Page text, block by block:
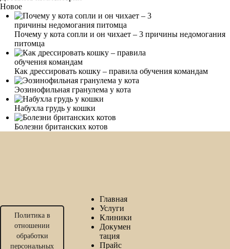
Новое
Почему у кота сопли и он чихает – 3 причины недомогания
питомца
Как дрессировать кошку – правила обучения командам
Эозинофильная гранулема у кота
Набухла грудь у кошки
Болезни британских котов
Политика в
отношении
обработки
персональных
Главная
Услуги
Клиники
Докумен
тация
Прайс